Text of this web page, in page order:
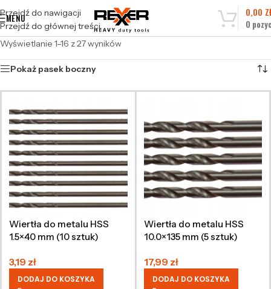
Przejdź do nawigacji
Przejdź do głównej treści
MENU
0
0,00
Wyświetlanie 1–16 z 27 wyników
Pokaż pasek boczny
Wiertła do metalu HSS
1.5×40 mm (10 sztuk)
3,19 zł
DODAJ DO KOSZYKA
Wiertła do metalu HSS
10.0×135 mm (5 sztuk)
17,99 zł
DODAJ DO KOSZYKA